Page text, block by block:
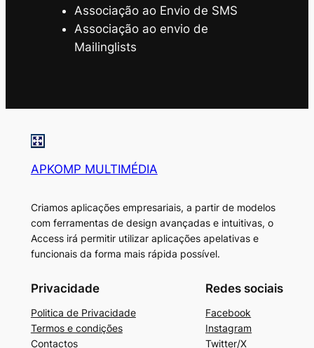
Associação ao Envio de SMS
Associação ao envio de
Mailinglists
APKOMP MULTIMÉDIA
Criamos aplicações empresariais, a partir de modelos
com ferramentas de design avançadas e intuitivas, o
Access irá permitir utilizar aplicações apelativas e
funcionais da forma mais rápida possível.
Privacidade
Politica de Privacidade
Termos e condições
Contactos
Redes sociais
Facebook
Instagram
Twitter/X